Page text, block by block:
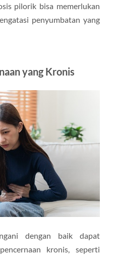
pilorik bisa memerlukan
penyumbatan yang
yang Kronis
dengan baik dapat
kronis, seperti